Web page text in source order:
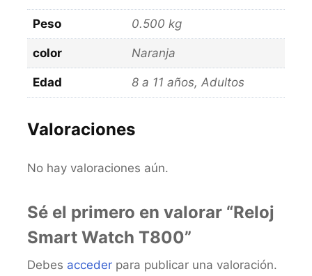
Peso 0.500 kg
color Naranja
Edad 8 a 11 años, Adultos
Valoraciones
No hay valoraciones aún.
Sé el primero en valorar “Reloj
Smart Watch T800”
Debes acceder para publicar una valoración.